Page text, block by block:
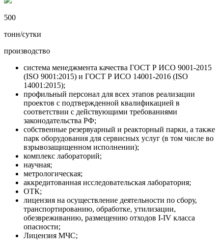
500
тонн/сутки
производство
система менеджмента качества ГОСТ Р ИСО 9001-2015
(ISO 9001:2015) и ГОСТ Р ИСО 14001-2016 (ISO
14001:2015);
профильный персонал для всех этапов реализации
проектов с подтвержденной квалификацией в
соответствии с действующими требованиями
законодательства РФ;
собственные резервуарный и реакторный парки, а также
парк оборудования для сервисных услуг (в том числе во
взрывозащищенном исполнении);
комплекс лабораторий;
научная;
метрологическая;
аккредитованная исследовательская лаборатория;
ОТК;
лицензия на осуществление деятельности по сбору,
транспортированию, обработке, утилизации,
обезвреживанию, размещению отходов I-IV класса
опасности;
Лицензия МЧС;